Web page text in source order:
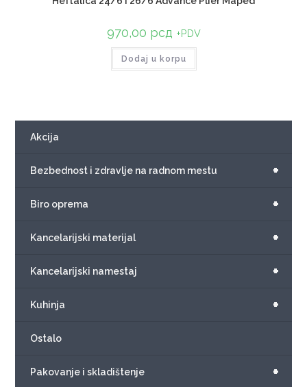
970,00 рсд +PDV
Dodaj u korpu
Akcija
+
Bezbednost i zdravlje na radnom mestu
+
Biro oprema
+
Kancelarijski materijal
+
Kancelarijski namestaj
+
Kuhinja
Ostalo
+
Pakovanje i skladištenje